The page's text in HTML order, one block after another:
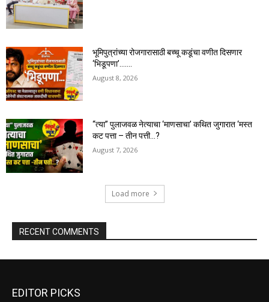
भूमिपुत्रांच्या रोजगारासाठी बच्चू कडूंचा वणीत दिसणार
‘भिडूपणा’…….
August 8, 2026
“त्या” पुलाजवळ नेत्याचा ‘माणसाचा’ कथित जुगारात ‘मस्त
कट पत्ता – तीन पत्ती…?
August 7, 2026
Load more
RECENT COMMENTS
EDITOR PICKS